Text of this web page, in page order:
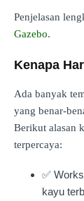
Penjelasan
Gazebo.
Kenapa
Ada banyak
yang benar-
Berikut alasan
terpercaya:
✅
kayu